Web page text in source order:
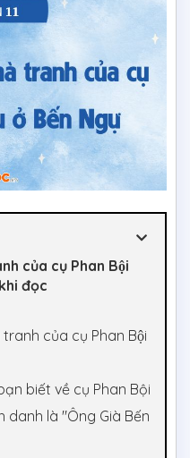
của cụ Phan Bội
đọc
của cụ Phan Bội
biết về cụ Phan Bội
danh là "Ông Già Bến